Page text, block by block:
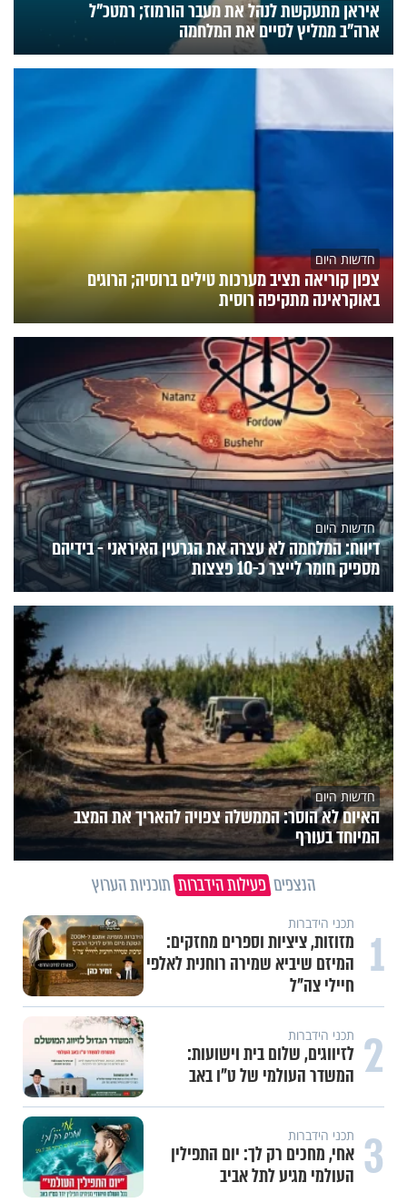
איראן מתעקשת לנהל את מעבר הורמוז; רמטכ"ל
ארה"ב ממליץ לסיים את המלחמה
חדשות היום
צפון קוריאה תציב מערכות טילים ברוסיה; הרוגים
באוקראינה מתקיפה רוסית
חדשות היום
דיווח: המלחמה לא עצרה את הגרעין האיראני - בידיהם
מספיק חומר לייצר כ-10 פצצות
חדשות היום
האיום לא הוסר: הממשלה צפויה להאריך את המצב
המיוחד בעורף
הנצפים פעילות הידברות תוכניות הערוץ
1 תכני הידברות
מזוזות, ציציות וספרים מחזקים:
המיזם שיביא שמירה רוחנית לאלפי
חיילי צה"ל
2 תכני הידברות
לזיווגים, שלום בית וישועות:
המשדר העולמי של ט"ו באב
3 תכני הידברות
אחי, מחכים רק לך: יום התפילין
העולמי מגיע לתל אביב